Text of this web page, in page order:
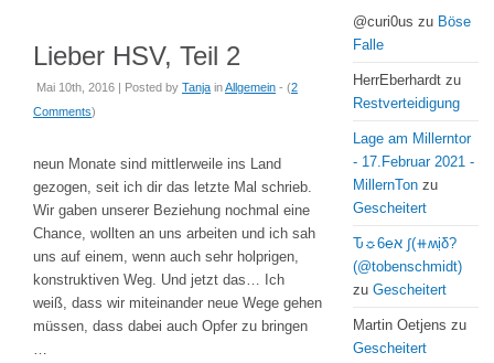
Lieber HSV, Teil 2
Mai 10th, 2016 | Posted by Tanja inAllgemein - (2
Comments)
neun Monate sind mittlerweile ins Land
gezogen, seit ich dir das letzte Mal schrieb.
Wir gaben unserer Beziehung nochmal eine
Chance, wollten an uns arbeiten und ich sah
uns auf einem, wenn auch sehr holprigen,
konstruktiven Weg. Und jetzt das… Ich
weiß, dass wir miteinander neue Wege gehen
müssen, dass dabei auch Opfer zu bringen
…
@curi0us zu Böse
Falle
HerrEberhardt zu
Restverteidigung
Lage am Millerntor
- 17.Februar 2021 -
MillernTon zu
Gescheitert
Ԏ☼6℮א ∫(⧺ʍịδ?
(@tobenschmidt)
zu Gescheitert
Martin Oetjens zu
Gescheitert